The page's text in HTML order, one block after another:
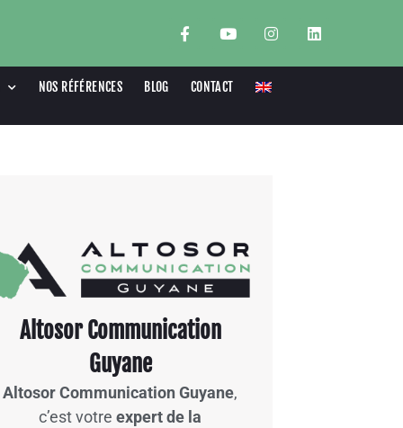
NOS RÉFÉRENCES BLOG CONTACT
Altosor Communication
Guyane
Altosor Communication Guyane,
c’est votre expert de la